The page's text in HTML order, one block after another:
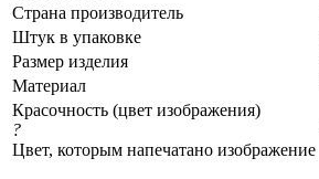
Страна производитель
Штук в упаковке
Размер изделия
Материал
Красочность (цвет изображения)
?
Цвет, которым напечатано изображение